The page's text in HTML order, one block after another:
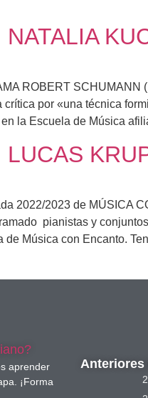
ROBERT
por «una técnica
la Escuela de Música
2022/2023 de MÚSICA
pianistas y
Música con Encanto.
aprender
¡Forma
Anteriores